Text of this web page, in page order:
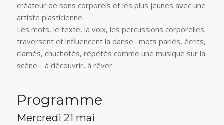
créateur de sons corporels et les plus jeunes avec une
artiste plasticienne.
Les mots, le texte, la voix, les percussions corporelles
traversent et influencent la danse : mots parlés, écrits,
clamés, chuchotés, répétés comme une musique sur la
scène… à découvrir, à rêver.
Programme
Mercredi 21 mai